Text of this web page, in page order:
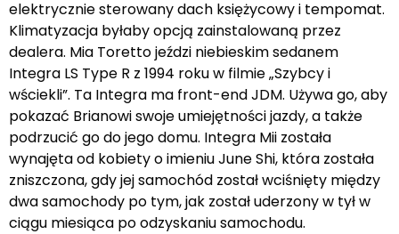
elektrycznie sterowany dach księżycowy i tempomat.
Klimatyzacja byłaby opcją zainstalowaną przez
dealera. Mia Toretto jeździ niebieskim sedanem
Integra LS Type R z 1994 roku w filmie „Szybcy i
wściekli”. Ta Integra ma front-end JDM. Używa go, aby
pokazać Brianowi swoje umiejętności jazdy, a także
podrzucić go do jego domu. Integra Mii została
wynajęta od kobiety o imieniu June Shi, która została
zniszczona, gdy jej samochód został wciśnięty między
dwa samochody po tym, jak został uderzony w tył w
ciągu miesiąca po odzyskaniu samochodu.